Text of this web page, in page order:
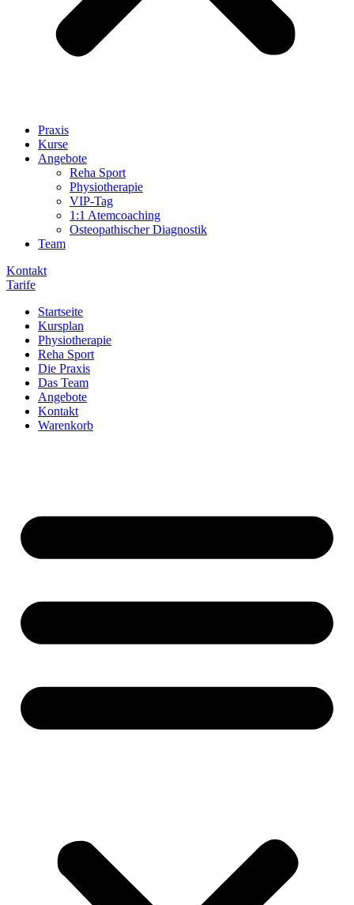
Praxis
Kurse
Angebote
Reha Sport
Physiotherapie
VIP-Tag
1:1 Atemcoaching
Osteopathischer Diagnostik
Team
Kontakt
Tarife
Startseite
Kursplan
Physiotherapie
Reha Sport
Die Praxis
Das Team
Angebote
Kontakt
Warenkorb